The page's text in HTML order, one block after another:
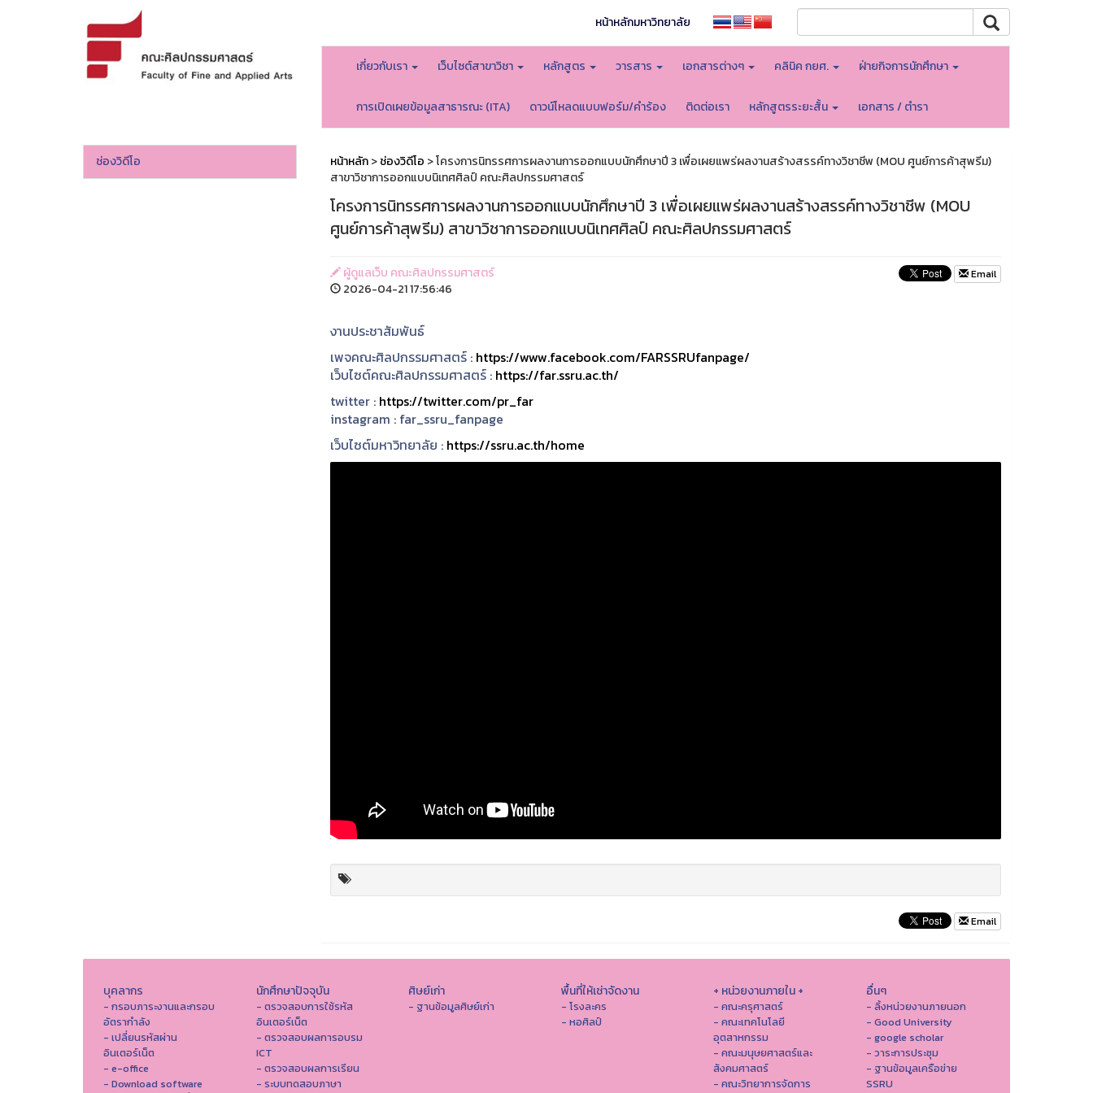
หน้าหลักมหาวิทยาลัย
เกี่ยวกับเรา เว็บไซต์สาขาวิชา หลักสูตร วารสาร เอกสารต่างๆ คลินิค กยศ. ฝ่ายกิจการนักศึกษา
การเปิดเผยข้อมูลสาธารณะ (ITA) ดาวน์โหลดแบบฟอร์ม/คำร้อง ติดต่อเรา หลักสูตรระยะสั้น เอกสาร / ตำรา
ช่องวิดีโอ หน้าหลัก>ช่องวิดีโอ > โครงการนิทรรศการผลงานการออกแบบนักศึกษาปี 3 เพื่อเผยแพร่ผลงานสร้างสรรค์ทางวิชาชีพ (MOU ศูนย์การค้าสุพรีม)
สาขาวิชาการออกแบบนิเทศศิลป์ คณะศิลปกรรมศาสตร์
โครงการนิทรรศการผลงานการออกแบบนักศึกษาปี 3 เพื่อเผยแพร่ผลงานสร้างสรรค์ทางวิชาชีพ (MOU
ศูนย์การค้าสุพรีม) สาขาวิชาการออกแบบนิเทศศิลป์ คณะศิลปกรรมศาสตร์
ผู้ดูแลเว็บ คณะศิลปกรรมศาสตร์
2026-04-21 17:56:46
Email
งานประชาสัมพันธ์
เพจคณะศิลปกรรมศาสตร์ : https://www.facebook.com/FARSSRUfanpage/
เว็บไซต์คณะศิลปกรรมศาสตร์ : https://far.ssru.ac.th/
twitter : https://twitter.com/pr_far
instagram : far_ssru_fanpage
เว็บไซต์มหาวิทยาลัย : https://ssru.ac.th/home
Email
บุคลากร
- กรอบภาระงานและกรอบ
อัตรากำลัง
- เปลี่ยนรหัสผ่าน
อินเตอร์เน็ต
- e-office
- Download software
นักศึกษาปัจจุบัน
- ตรวจสอบการใช้รหัส
อินเตอร์เน็ต
- ตรวจสอบผลการอบรม
ICT
- ตรวจสอบผลการเรียน
- ระบบทดสอบภาษา
ศิษย์เก่า
- ฐานข้อมูลศิษย์เก่า
พื้นที่ให้เช่าจัดงาน
- โรงละคร
- หอศิลป์
+ หน่วยงานภายใน +
- คณะครุศาสตร์
- คณะเทคโนโลยี
อุตสาหกรรม
- คณะมนุษยศาสตร์และ
สังคมศาสตร์
- คณะวิทยาการจัดการ
อื่นๆ
- ลิ้งหน่วยงานภายนอก
- Good University
- google scholar
- วาระการประชุม
- ฐานข้อมูลเครือข่าย
SSRU